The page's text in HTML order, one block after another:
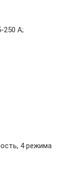
250 А;
4 режима